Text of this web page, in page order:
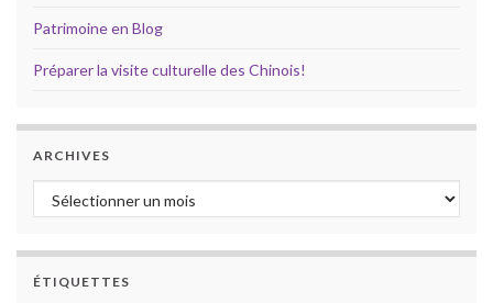
Patrimoine en Blog
Préparer la visite culturelle des Chinois!
ARCHIVES
Archives
ÉTIQUETTES